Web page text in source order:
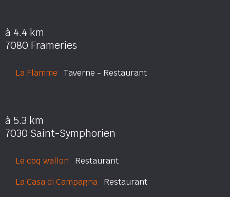
à 4.4 km
7080 Frameries
La Flamme Taverne - Restaurant
à 5.3 km
7030 Saint-Symphorien
Le coq wallon Restaurant
La Casa di Campagna Restaurant